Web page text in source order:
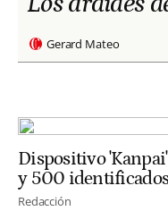
Gerard Mateo
Dispositivo
y 500
Redacción